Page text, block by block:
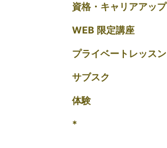
資格・キャリアアップ
WEB 限定講座
プライベートレッスン
サブスク
体験
*